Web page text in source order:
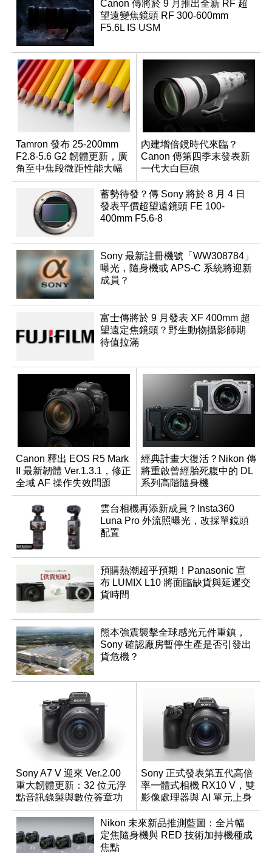
Canon 傳將於 9 月推出全新 RF 超
望遠變焦鏡頭 RF 300-600mm
F5.6L IS USM
Tamron 發布 25-200mm
F2.8-5.6 G2 韌體更新，廣
角至中焦段微距性能大幅
升級
內建增倍鏡時代來臨？
Canon 傳第四季末發表新
一代大白巨砲
蓄勢待發？傳 Sony 將於 8 月 4 日
發表平價超望遠鏡頭 FE 100-
400mm F5.6-8
Sony 最新註冊機號「WW308784」
曝光，隨身機或 APS-C 系統將迎新
成員？
富士傳將於 9 月發表 XF 400mm 超
望遠定焦鏡頭？野生動物攝影師期
待值拉滿
Canon 釋出 EOS R5 Mark
II 最新韌體 Ver.1.3.1，修正
全域 AF 操作失效問題
經典計畫大復活？Nikon 傳
將重啟曾經胎死腹中的 DL
系列高階隨身機
雲台相機再添新成員？Insta360
Luna Pro 外流照曝光，改採單鏡頭
配置
預購熱潮超乎預期！Panasonic 宣
布 LUMIX L10 將面臨缺貨與延遲交
貨時間
熊本強震襲擊全球感光元件重鎮，
Sony 確認廠房暫停生產是否引發出
貨危機？
Sony A7 V 迎來 Ver.2.00
重大韌體更新：32 位元浮
點音訊錄製與數位簽章功
能登場
Sony 正式發表第五代高倍
率一體式相機 RX10 V，雙
影像處理器與 AI 單元上身
Nikon 未來新品推測藍圖：全片幅
定焦隨身機與 RED 技術加持機種成
焦點